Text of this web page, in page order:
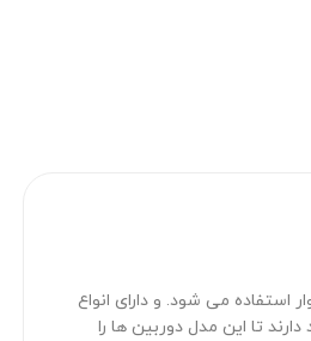
می شود. و دارای انواع
تا این مدل دوربین ها را